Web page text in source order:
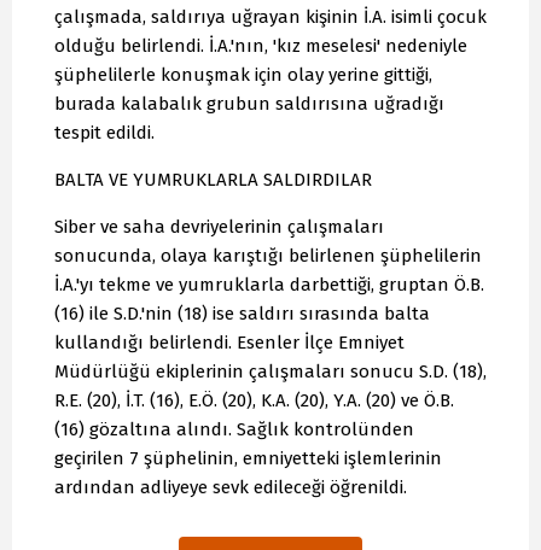
çalışmada, saldırıya uğrayan kişinin İ.A. isimli çocuk
olduğu belirlendi. İ.A.'nın, 'kız meselesi' nedeniyle
şüphelilerle konuşmak için olay yerine gittiği,
burada kalabalık grubun saldırısına uğradığı
tespit edildi.
BALTA VE YUMRUKLARLA SALDIRDILAR
Siber ve saha devriyelerinin çalışmaları
sonucunda, olaya karıştığı belirlenen şüphelilerin
İ.A.'yı tekme ve yumruklarla darbettiği, gruptan Ö.B.
(16) ile S.D.'nin (18) ise saldırı sırasında balta
kullandığı belirlendi. Esenler İlçe Emniyet
Müdürlüğü ekiplerinin çalışmaları sonucu S.D. (18),
R.E. (20), İ.T. (16), E.Ö. (20), K.A. (20), Y.A. (20) ve Ö.B.
(16) gözaltına alındı. Sağlık kontrolünden
geçirilen 7 şüphelinin, emniyetteki işlemlerinin
ardından adliyeye sevk edileceği öğrenildi.